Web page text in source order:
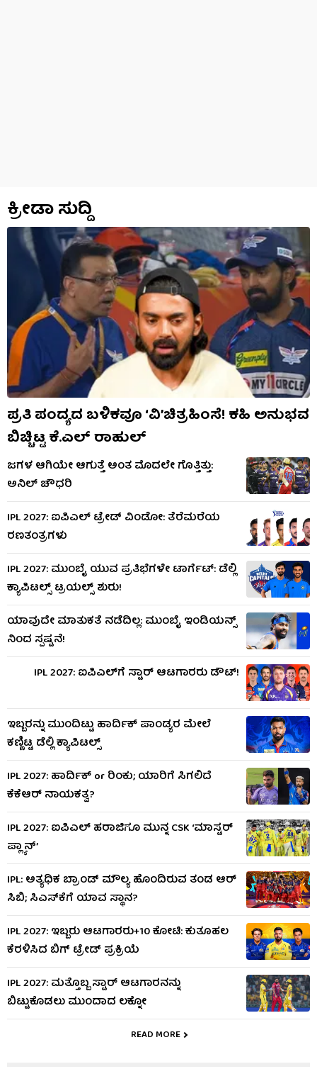
ಕ್ರೀಡಾ ಸುದ್ದಿ
ಪ್ರತಿ ಪಂದ್ಯದ ಬಳಿಕವೂ ‘ವಿ’ಚಿತ್ರಹಿಂಸೆ! ಕಹಿ ಅನುಭವ
ಬಿಚ್ಚಿಟ್ಟ ಕೆ.ಎಲ್ ರಾಹುಲ್
ಜಗಳ ಆಗಿಯೇ ಆಗುತ್ತೆ ಅಂತ ಮೊದಲೇ ಗೊತ್ತಿತ್ತು:
ಅನಿಲ್ ಚೌಧರಿ
IPL 2027: ಐಪಿಎಲ್ ಟ್ರೇಡ್ ವಿಂಡೋ: ತೆರೆಮರೆಯ
ರಣತಂತ್ರಗಳು
IPL 2027: ಮುಂಬೈ ಯುವ ಪ್ರತಿಭೆಗಳೇ ಟಾರ್ಗೆಟ್: ಡೆಲ್ಲಿ
ಕ್ಯಾಪಿಟಲ್ಸ್ ಟ್ರಯಲ್ಸ್ ಶುರು!
ಯಾವುದೇ ಮಾತುಕತೆ ನಡೆದಿಲ್ಲ: ಮುಂಬೈ ಇಂಡಿಯನ್ಸ್​
ನಿಂದ ಸ್ಪಷ್ಟನೆ!
IPL 2027: ಐಪಿಎಲ್​ಗೆ ಸ್ಟಾರ್ ಆಟಗಾರರು ಡೌಟ್!
ಇಬ್ಬರನ್ನು ಮುಂದಿಟ್ಟು ಹಾರ್ದಿಕ್ ಪಾಂಡ್ಯರ ಮೇಲೆ
ಕಣ್ಣಿಟ್ಟ ಡೆಲ್ಲಿ ಕ್ಯಾಪಿಟಲ್ಸ್
IPL 2027: ಹಾರ್ದಿಕ್ or ರಿಂಕು; ಯಾರಿಗೆ ಸಿಗಲಿದೆ
ಕೆಕೆಆರ್ ನಾಯಕತ್ವ?
IPL 2027: ಐಪಿಎಲ್ ಹರಾಜಿಗೂ ಮುನ್ನ CSK ‘ಮಾಸ್ಟರ್​
ಪ್ಲ್ಯಾನ್’
IPL: ಅತ್ಯಧಿಕ ಬ್ರಾಂಡ್ ಮೌಲ್ಯ ಹೊಂದಿರುವ ತಂಡ ಆರ್​
ಸಿಬಿ; ಸಿಎಸ್​ಕೆಗೆ ಯಾವ ಸ್ಥಾನ?
IPL 2027: ಇಬ್ಬರು ಆಟಗಾರರು+10 ಕೋಟಿ: ಕುತೂಹಲ
ಕೆರಳಿಸಿದ ಬಿಗ್ ಟ್ರೇಡ್ ಪ್ರಕ್ರಿಯೆ
IPL 2027: ಮತ್ತೊಬ್ಬ ಸ್ಟಾರ್ ಆಟಗಾರನನ್ನು
ಬಿಟ್ಟುಕೊಡಲು ಮುಂದಾದ ಲಕ್ನೋ
READ MORE